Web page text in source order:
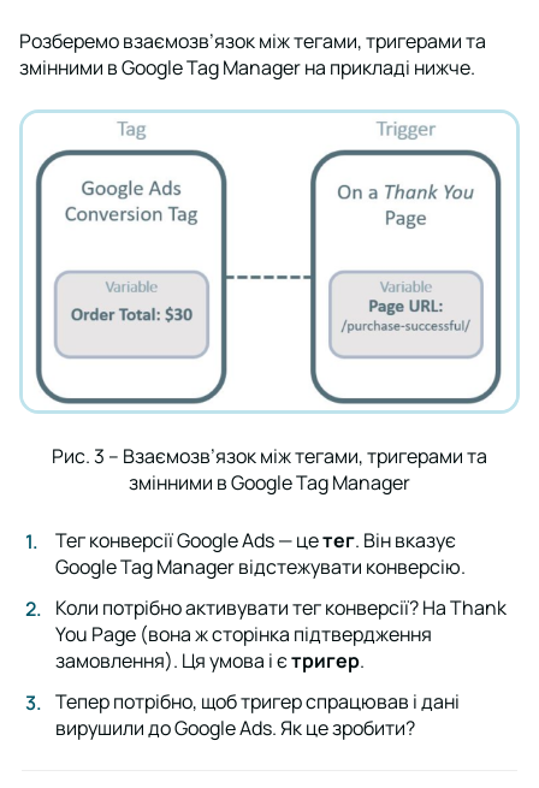
Розберемо взаємозв’язок між тегами, тригерами та
змінними в Google Tag Manager на прикладі нижче.
Рис. 3 – Взаємозв’язок між тегами, тригерами та
змінними в Google Tag Manager
Тег конверсії Google Ads — цетег. Він вказує
Google Tag Manager відстежувати конверсію.
Коли потрібно активувати тег конверсії? На Thank
You Page (вона ж сторінка підтвердження
замовлення). Ця умова і єтригер.
Тепер потрібно, щоб тригер спрацював і дані
вирушили до Google Ads. Як це зробити?